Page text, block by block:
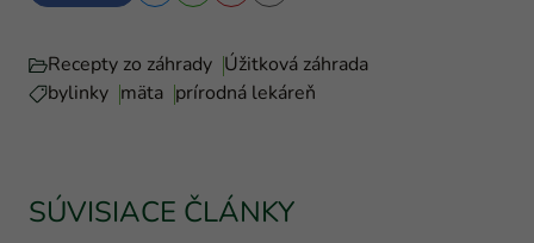
Recepty zo záhrady Úžitková záhrada
bylinky mäta prírodná lekáreň
SÚVISIACE ČLÁNKY